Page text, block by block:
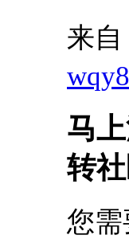
来自
马
转社
您需